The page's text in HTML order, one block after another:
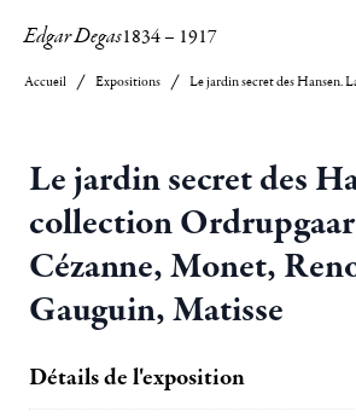
Edgar Degas1834– 1917
Accueil Expositions
Le jardin secret des
collection
Cézanne, Monet,
Gauguin, Matisse
Détails de l'exposition